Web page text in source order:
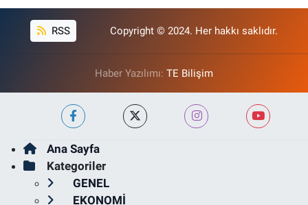
RSS Copyright © 2024. Her hakkı saklıdır.
Haber Yazılımı: TE Bilişim
Ana Sayfa
Kategoriler
GENEL
EKONOMİ